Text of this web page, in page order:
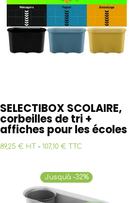
plus
SELECTIBOX SCOLAIRE,
corbeilles de tri +
affiches pour les écoles
89,25 € HT - 107,10 € TTC
Jusqu'à -32%